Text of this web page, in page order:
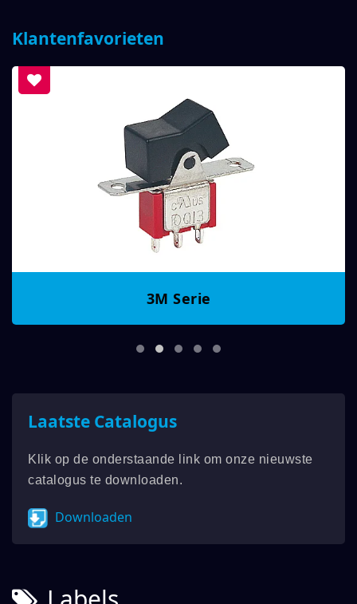
Klantenfavorieten
3M Serie
Laatste Catalogus
Klik op de onderstaande link om onze nieuwste
catalogus te downloaden.
Downloaden